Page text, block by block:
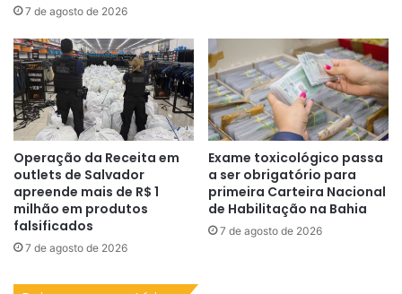
7 de agosto de 2026
Operação da Receita em
outlets de Salvador
apreende mais de R$ 1
milhão em produtos
falsificados
7 de agosto de 2026
Exame toxicológico passa
a ser obrigatório para
primeira Carteira Nacional
de Habilitação na Bahia
7 de agosto de 2026